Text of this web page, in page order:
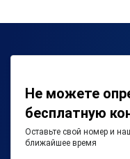
Не можете
бесплатную
Оставьте свой номер и
ближайшее время